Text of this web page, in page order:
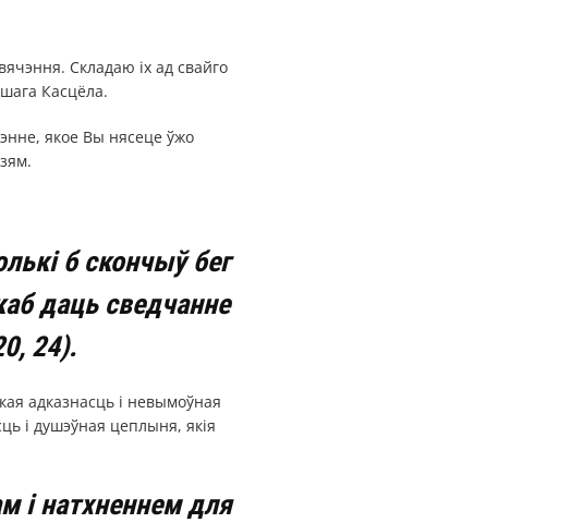
Складаю іх ад свайго
Касцёла.
якое Вы нясеце ўжо
б скончыў бег
даць сведчанне
24).
адказнасць і невымоўная
і душэўная цеплыня, якія
і натхненнем для